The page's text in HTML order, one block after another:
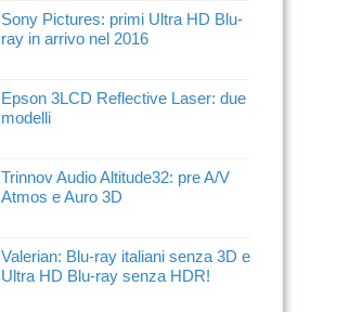
Sony Pictures: primi Ultra HD Blu-
ray in arrivo nel 2016
Epson 3LCD Reflective Laser: due
modelli
Trinnov Audio Altitude32: pre A/V
Atmos e Auro 3D
Valerian: Blu-ray italiani senza 3D e
Ultra HD Blu-ray senza HDR!